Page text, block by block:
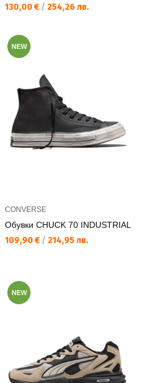
Текуща цена:
130,00 € / 254,26 лв.
NEW
CONVERSE
Обувки CHUCK 70 INDUSTRIAL
Текуща цена:
109,90 € / 214,95 лв.
NEW